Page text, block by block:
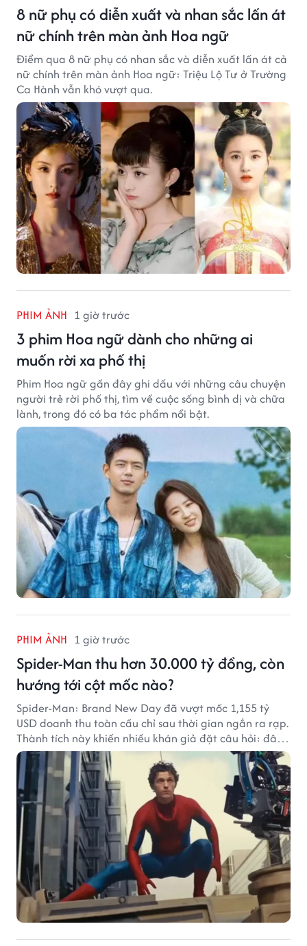
8 nữ phụ có diễn xuất và nhan sắc lấn át
nữ chính trên màn ảnh Hoa ngữ
Điểm qua 8 nữ phụ có nhan sắc và diễn xuất lấn át cả
nữ chính trên màn ảnh Hoa ngữ: Triệu Lộ Tư ở Trường
Ca Hành vẫn khó vượt qua.
PHIM ẢNH 1 giờ trước
3 phim Hoa ngữ dành cho những ai
muốn rời xa phố thị
Phim Hoa ngữ gần đây ghi dấu với những câu chuyện
người trẻ rời phố thị, tìm về cuộc sống bình dị và chữa
lành, trong đó có ba tác phẩm nổi bật.
PHIM ẢNH 1 giờ trước
Spider-Man thu hơn 30.000 tỷ đồng, còn
hướng tới cột mốc nào?
Spider-Man: Brand New Day đã vượt mốc 1,155 tỷ
USD doanh thu toàn cầu chỉ sau thời gian ngắn ra rạp.
Thành tích này khiến nhiều khán giả đặt câu hỏi: đâu
sẽ là cột mốc tiếp theo của Người Nhện?